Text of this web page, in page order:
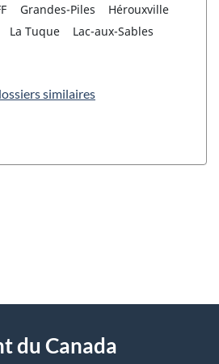
Grandes-Piles
Hérouxville
La Tuque
Lac-aux-Sables
similaires
du Canada